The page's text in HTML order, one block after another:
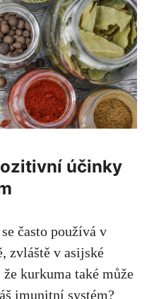
účinky
často používá v
zvláště v asijské
‌kurkuma také‌ může
imunitní ‌systém?